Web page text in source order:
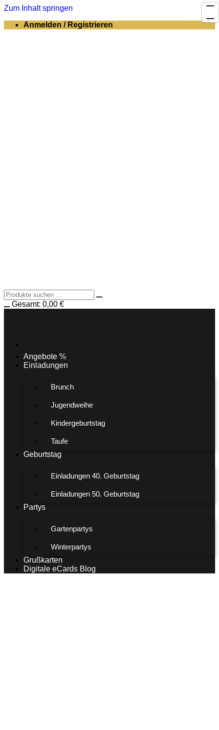
Zum Inhalt springen
Anmelden / Registrieren
Gesamt: 0,00 €
Angebote %
Einladungen
Brunch
Jugendweihe
Kindergeburtstag
Taufe
Geburtstag
Einladungen 40. Geburtstag
Einladungen 50. Geburtstag
Partys
Gartenpartys
Winterpartys
Grußkarten
Digitale eCards Blog